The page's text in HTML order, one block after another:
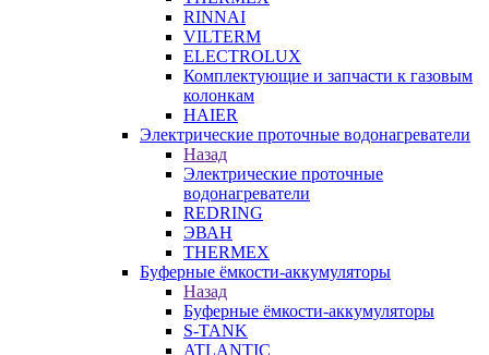
RINNAI
VILTERM
ELECTROLUX
Комплектующие и запчасти к газовым
колонкам
HAIER
Электрические проточные водонагреватели
Назад
Электрические проточные
водонагреватели
REDRING
ЭВАН
THERMEX
Буферные ёмкости-аккумуляторы
Назад
Буферные ёмкости-аккумуляторы
S-TANK
ATLANTIC